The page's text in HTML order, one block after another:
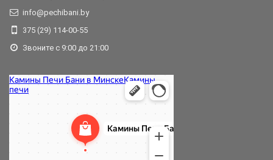
info@pechibani.by
375 (29) 114-00-55
Звоните с 9:00 до 21:00